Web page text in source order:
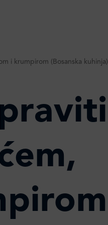
i krumpirom (Bosanska kuhinja)